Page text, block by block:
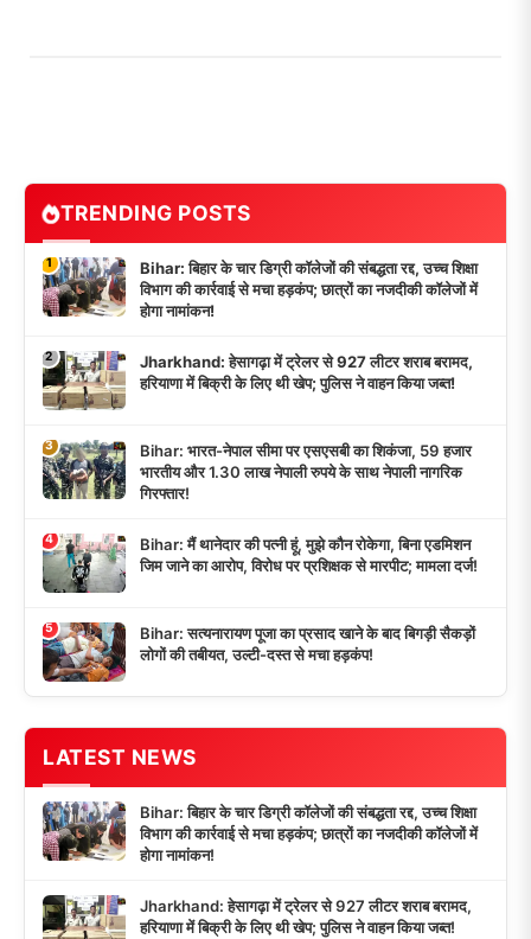
TRENDING POSTS
1
Bihar: बिहार के चार डिग्री कॉलेजों की संबद्धता रद्द, उच्च शिक्षा
विभाग की कार्रवाई से मचा हड़कंप; छात्रों का नजदीकी कॉलेजों में
होगा नामांकन!
2
Jharkhand: हेसागढ़ा में ट्रेलर से 927 लीटर शराब बरामद,
हरियाणा में बिक्री के लिए थी खेप; पुलिस ने वाहन किया जब्त!
3
Bihar: भारत-नेपाल सीमा पर एसएसबी का शिकंजा, 59 हजार
भारतीय और 1.30 लाख नेपाली रुपये के साथ नेपाली नागरिक
गिरफ्तार!
4
Bihar: मैं थानेदार की पत्नी हूं, मुझे कौन रोकेगा, बिना एडमिशन
जिम जाने का आरोप, विरोध पर प्रशिक्षक से मारपीट; मामला दर्ज!
5
Bihar: सत्यनारायण पूजा का प्रसाद खाने के बाद बिगड़ी सैकड़ों
लोगों की तबीयत, उल्टी-दस्त से मचा हड़कंप!
LATEST NEWS
Bihar: बिहार के चार डिग्री कॉलेजों की संबद्धता रद्द, उच्च शिक्षा
विभाग की कार्रवाई से मचा हड़कंप; छात्रों का नजदीकी कॉलेजों में
होगा नामांकन!
Jharkhand: हेसागढ़ा में ट्रेलर से 927 लीटर शराब बरामद,
हरियाणा में बिक्री के लिए थी खेप; पुलिस ने वाहन किया जब्त!